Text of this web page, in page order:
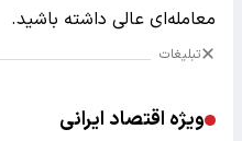
معامله‌ای عالی داشته باشید.
تبلیغات
ویژه اقتصاد ایرانی